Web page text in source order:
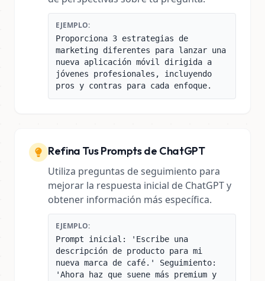
EJEMPLO:
Proporciona 3 estrategias de
marketing diferentes para lanzar una
nueva aplicación móvil dirigida a
jóvenes profesionales, incluyendo
pros y contras para cada enfoque.
Refina Tus Prompts de ChatGPT
Utiliza preguntas de seguimiento para
mejorar la respuesta inicial de ChatGPT y
obtener información más específica.
EJEMPLO:
Prompt inicial: 'Escribe una
descripción de producto para mi
nueva marca de café.' Seguimiento:
'Ahora haz que suene más premium y